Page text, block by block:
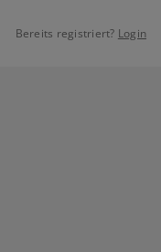
Bereits registriert? Login